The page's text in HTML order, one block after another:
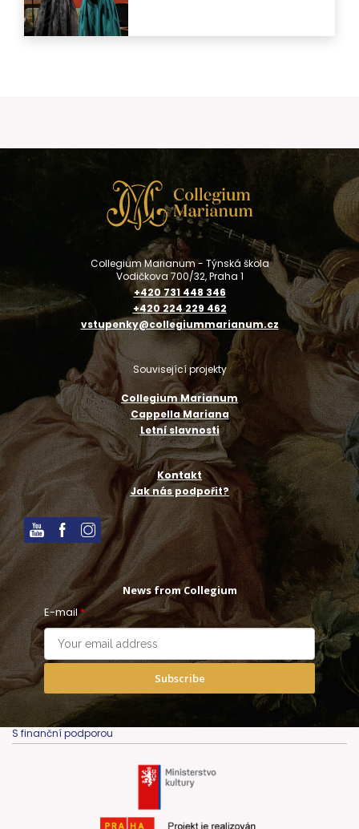
Collegium Marianum - Týnská škola
Vodičkova 700/32, Praha 1
+420 731 448 346
+420 224 229 462
vstupenky@collegiummarianum.cz
Související projekty
Collegium Marianum
Cappella Mariana
Letní slavnosti
Kontakt
Jak nás podpořit?
News from Collegium
E-mail*
Subscribe
S finanční podporou